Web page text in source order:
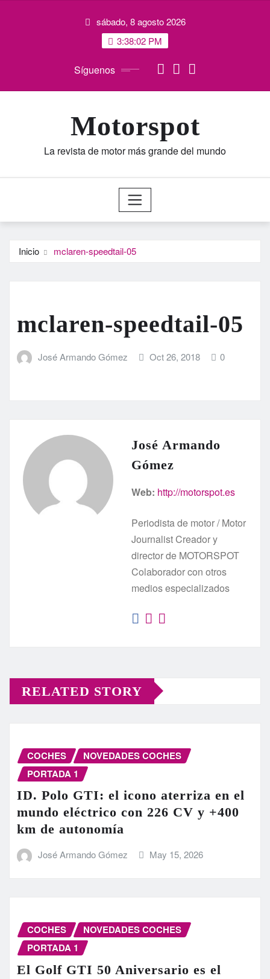
sábado, 8 agosto 2026
3:38:03 PM
Síguenos
Motorspot
La revista de motor más grande del mundo
Inicio mclaren-speedtail-05
mclaren-speedtail-05
José Armando Gómez Oct 26, 2018 0
José Armando
Gómez
Web: http://motorspot.es
Periodista de motor / Motor
Journalist Creador y
director de MOTORSPOT
Colaborador con otros
medios especializados
RELATED STORY
COCHES
NOVEDADES COCHES
PORTADA 1
ID. Polo GTI: el icono aterriza en el
mundo eléctrico con 226 CV y +400
km de autonomía
José Armando Gómez May 15, 2026
COCHES
NOVEDADES COCHES
PORTADA 1
El Golf GTI 50 Aniversario es el